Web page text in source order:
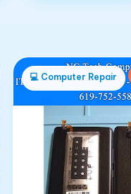
💻 Computer Repair